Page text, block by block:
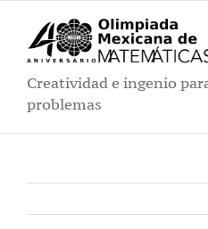
contenido
Creatividad e ingenio
problemas